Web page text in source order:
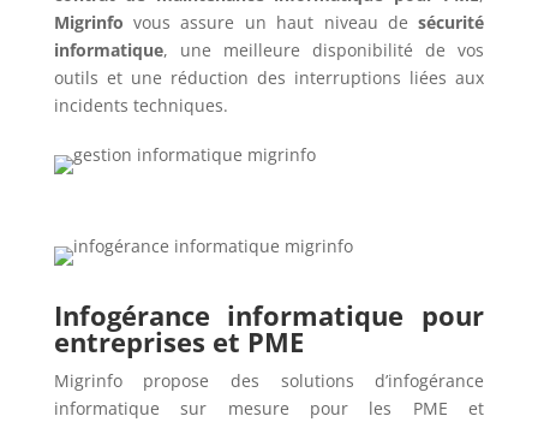
Migrinfo vous assure un haut niveau desécurité
informatique, une meilleure disponibilité de vos
outils et une réduction des interruptions liées aux
incidents techniques.
Infogérance informatique pour
entreprises et PME
Migrinfo propose des solutions d’infogérance
informatique sur mesure pour les PME et